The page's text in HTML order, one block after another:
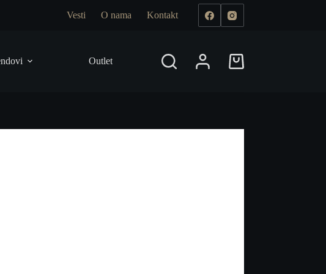
Vesti O nama Kontakt
Outlet Prodajna mesta
Shopping